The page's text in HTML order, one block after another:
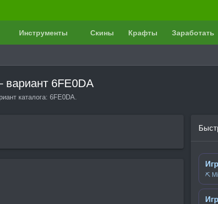
Инструменты Скины Крафты Заработать
вариант 6FE0DA
каталога: 6FE0DA.
⛏️